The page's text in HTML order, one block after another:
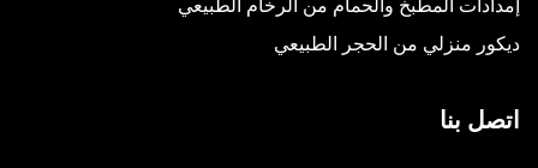
إمدادات المطبخ والحمام من الرخام الطبيعي
ديكور منزلي من الحجر الطبيعي
اتصل بنا